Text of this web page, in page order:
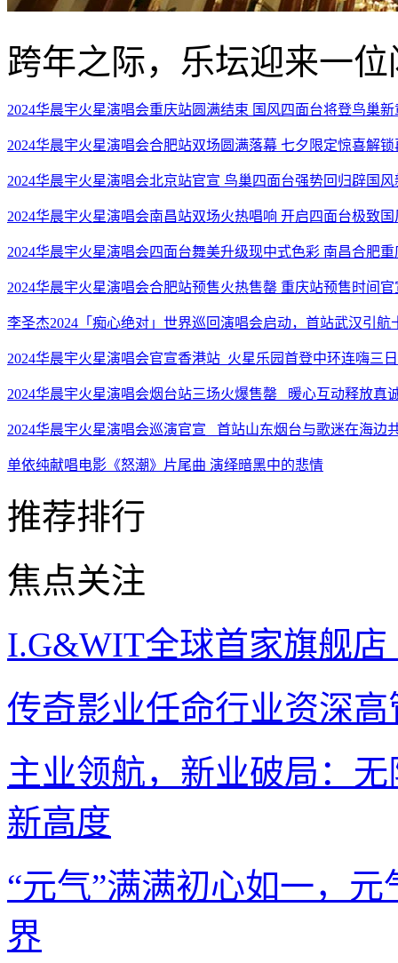
跨年之际，乐坛迎来一
2024华晨宇火星演唱会重庆站圆满结束 国风四面台将登鸟巢
2024华晨宇火星演唱会合肥站双场圆满落幕 七夕限定惊喜解
2024华晨宇火星演唱会北京站官宣 鸟巢四面台强势回归辟国风
2024华晨宇火星演唱会南昌站双场火热唱响 开启四面台极致
2024华晨宇火星演唱会四面台舞美升级现中式色彩 南昌合肥
2024华晨宇火星演唱会合肥站预售火热售罄 重庆站预售时间
李圣杰2024「痴心绝对」世界巡回演唱会启动，首站武汉引航
2024华晨宇火星演唱会官宣香港站 火星乐园首登中环连嗨三日
2024华晨宇火星演唱会烟台站三场火爆售罄 暖心互动释放真
2024华晨宇火星演唱会巡演官宣 首站山东烟台与歌迷在海边
单依纯献唱电影《怒潮》片尾曲 演绎暗黑中的悲情
推荐排行
焦点关注
I.G&WIT全球首家旗舰
传奇影业任命行业资深
主业领航，新业破局：
新高度
“元气”满满初心如一，
界